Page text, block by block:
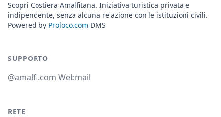
Scopri Costiera Amalfitana. Iniziativa turistica privata e
indipendente, senza alcuna relazione con le istituzioni civili.
Powered by Proloco.com DMS
SUPPORTO
@amalfi.com Webmail
RETE